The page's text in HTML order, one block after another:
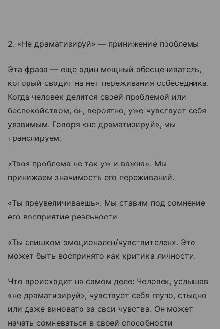
2. «Не драматизируй» — принижение проблемы
Эта фраза — еще один мощный обесцениватель,
который сводит на нет переживания собеседника.
Когда человек делится своей проблемой или
беспокойством, он, вероятно, уже чувствует себя
уязвимым. Говоря «не драматизируй», мы
транслируем:
«Твоя проблема не так уж и важна». Мы
принижаем значимость его переживаний.
«Ты преувеличиваешь». Мы ставим под сомнение
его восприятие реальности.
«Ты слишком эмоционален/чувствителен». Это
может быть воспринято как критика личности.
Что происходит на самом деле: Человек, услышав
«не драматизируй», чувствует себя глупо, стыдно
или даже виновато за свои чувства. Он может
начать сомневаться в своей способности